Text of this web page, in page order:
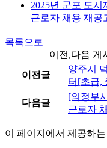
2025년 군포 도
근로자 채용 재공
목록으로
이전,다음 게
이전글
양주시
터[초급,
다음글
[의정부
근로자
이 페이지에서 제공하